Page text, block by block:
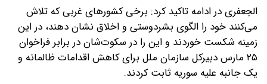
الجعفری در ادامه تاکید کرد: برخی کشورهای غربی که تلاش
می‌کنند خود را الگوی بشردوستی و اخلاق نشان دهند، در این
زمینه شکست خوردند و این را در سکوت‌شان در برابر فراخوان
۲۵ مارس دبیرکل سازمان ملل برای کاهش اقدامات ظالمانه و
یک جانبه علیه سوریه ثابت کردند.